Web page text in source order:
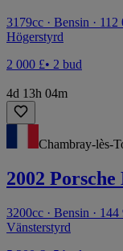
3179cc · Bensin ·
Högerstyrd
2 000 £• 2 bud
4d 13h 04m
Chambray-lès-
2002 Porsche
3200cc · Bensin ·
Vänsterstyrd